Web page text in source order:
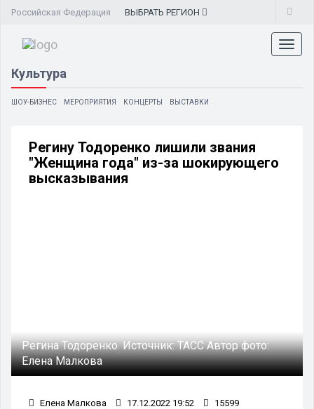
Российская Федерация ВЫБРАТЬ РЕГИОН
Культура
ШОУ-БИЗНЕС МЕРОПРИЯТИЯ КОНЦЕРТЫ ВЫСТАВКИ
Регину Тодоренко лишили звания
"Женщина года" из-за шокирующего
высказывания
Регина Тодоренко.Источник:ТАССАвтор фото:
Елена Малкова
Елена Малкова 17.12.2022 19:52 15599